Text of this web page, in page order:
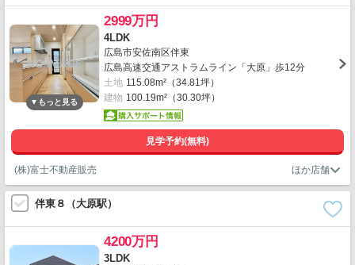
2999万円
4LDK
広島市安佐南区伴東
広島高速交通アストラムライン「大原」歩12分
土地 115.08m²（34.81坪）
建物 100.19m²（30.30坪）
見学予約(無料)
(株)富士不動産販売
伴東８（大原駅）
4200万円
3LDK